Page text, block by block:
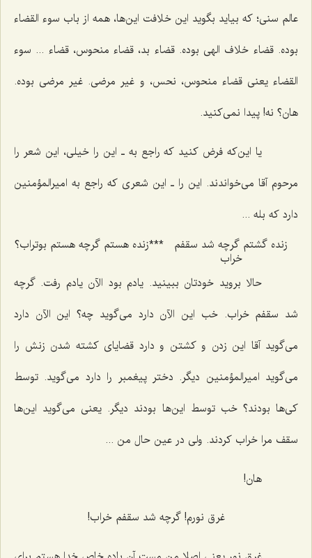
عالم سنی؛ كه بیاید بگوید این خلافت این‌ها، همه از باب سوء القضاء
بوده. قضاء خلاف الهی بوده. قضاء بد، قضاء منحوس، قضاء ... سوء
القضاء یعنی قضاء منحوس، نحس، و غیر مرضی. غیر مرضی بوده.
هان؟ نه! پیدا نمی‌كنید.
یا این‌كه فرض كنید كه راجع به ـ این را خیلی، این شعر را
مرحوم آقا می‌خواندند. این را ـ این شعری كه راجع به امیرالمؤمنین
دارد كه بله ...
زنده گشتم گرچه شد سقفم
خراب
***زنده هستم گرچه هستم بوتراب؟
حالا بروید خودتان ببینید. یادم بود الآن یادم رفت. گرچه
شد سقفم خراب. خب این الآن دارد می‌گوید چه؟ این الآن دارد
می‌گوید آقا این زدن و كشتن و دارد قضایای كشته شدن زنش را
می‌گوید امیرالمؤمنین دیگر. دختر پیغمبر را دارد می‌گوید. توسط
كی‌ها بودند؟ خب توسط این‌ها بودند دیگر. یعنی می‌گوید این‌ها
سقف مرا خراب كردند. ولی در عین حال من ...
هان!
غرق نورم! گرچه شد سقفم خراب!